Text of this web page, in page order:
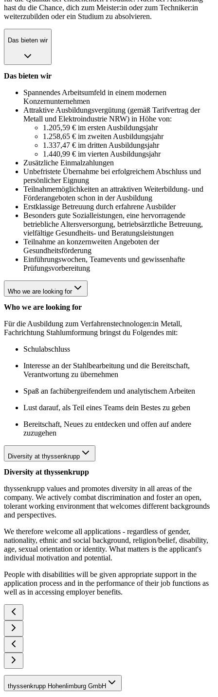
hast du die Chance, dich zum Meister:in oder zum Techniker:in
weiterzubilden oder ein Studium zu absolvieren.
Das bieten wir
Das bieten wir
Spannendes Arbeitsumfeld in einem modernen
Konzernunternehmen
Attraktive Ausbildungsvergütung (gemäß Tarifvertrag der
Metall und Elektroindustrie NRW) in Höhe von:
1.205,59 € im ersten Ausbildungsjahr
1.258,65 € im zweiten Ausbildungsjahr
1.337,47 € im dritten Ausbildungsjahr
1.440,99 € im vierten Ausbildungsjahr
Zusätzliche Einmalzahlungen
Unbefristete Übernahme bei erfolgreichem Abschluss und
persönlicher Eignung
Teilnahmemöglichkeiten an attraktiven Weiterbildung- und
Förderangeboten schon in der Ausbildung
Erstklassige Betreuung durch erfahrene Ausbilder
Besonders gute Sozialleistungen, eine hervorragende
betriebliche Altersversorgung, betriebsärztliche Betreuung,
vielfältige Gesundheits- und Beratungsleistungen
Teilnahme an konzernweiten Angeboten der
Gesundheitsförderung
Einführungswochen, Teamevents und gewissenhafte
Prüfungsvorbereitung
Who we are looking for
Who we are looking for
Für die Ausbildung zum Verfahrenstechnologen:in Metall,
Fachrichtung Stahlumformung bringst du Folgendes mit:
Schulabschluss
Interesse an der Stahlbearbeitung und die Bereitschaft,
Verantwortung zu übernehmen
Spaß an fachübergreifendem und analytischem Arbeiten
Lust darauf, als Teil eines Teams dein Bestes zu geben
Bereitschaft, Neues zu entdecken und offen auf andere
zuzugehen
Diversity at thyssenkrupp
Diversity at thyssenkrupp
thyssenkrupp values and promotes diversity in all areas of the
company. We actively combat discrimination and foster an open,
tolerant working environment that welcomes different backgrounds
and perspectives.
We therefore welcome all applications - regardless of gender,
nationality, ethnic and social background, religion/belief, disability,
age, sexual orientation or identity. What matters is the applicant's
individual motivation and potential.
People with disabilities will be given appropriate support in the
application process and in the performance of their job functions as
well as in accessing employer benefits.
thyssenkrupp Hohenlimburg GmbH